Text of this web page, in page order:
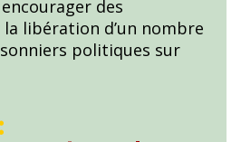
des
libération d’un nombre
politiques sur